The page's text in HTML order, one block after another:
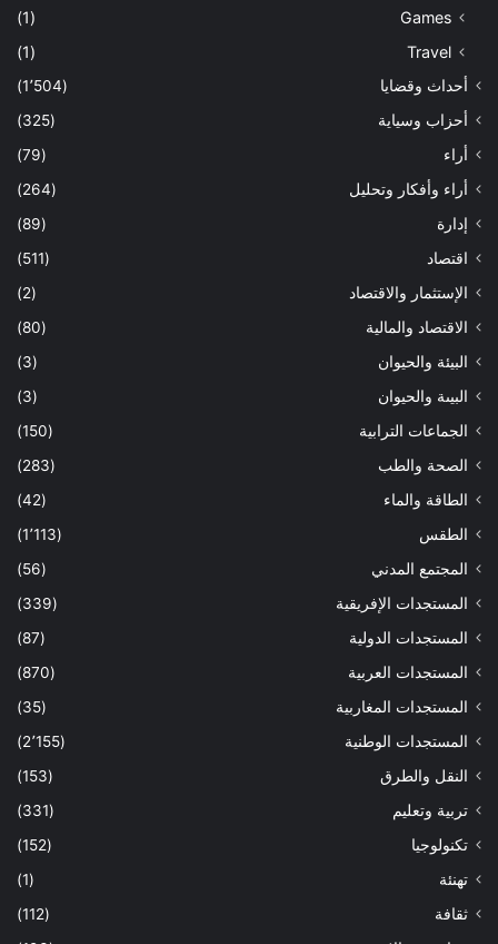
Games
(1)
Travel
(1)
أحداث وقضايا
(1٬504)
أحزاب وسياية
(325)
أراء
(79)
أراء وأفكار وتحليل
(264)
إدارة
(89)
اقتصاد
(511)
الإستثمار والاقتصاد
(2)
الاقتصاد والمالية
(80)
البيئة والحيوان
(3)
البيىة والحيوان
(3)
الجماعات الترابية
(150)
الصحة والطب
(283)
الطاقة والماء
(42)
الطقس
(1٬113)
المجتمع المدني
(56)
المستجدات الإفريقية
(339)
المستجدات الدولية
(87)
المستجدات العربية
(870)
المستجدات المغاربية
(35)
المستجدات الوطنية
(2٬155)
النقل والطرق
(153)
تربية وتعليم
(331)
تكنولوجيا
(152)
تهنئة
(1)
ثقافة
(112)